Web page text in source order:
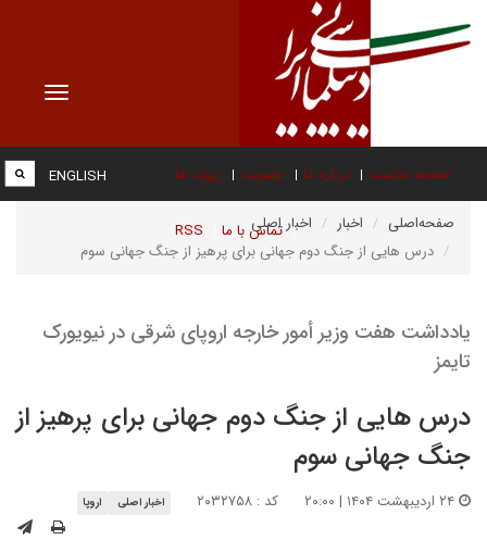
Toggle
صفحه نخست درباره ما عضویت پیوند ها
تماس با ما RSS
ENGLISH
صفحه‌اصلی اخبار
اخبار اصلی
درس هایی از جنگ دوم جهانی برای پرهیز از جنگ جهانی سوم
یادداشت هفت وزیر أمور خارجه اروپای شرقی در نیویورک
تایمز
درس هایی از جنگ دوم جهانی برای پرهیز از
جنگ جهانی سوم
کد : ۲۰۳۲۷۵۸ اخبار اصلی اروپا